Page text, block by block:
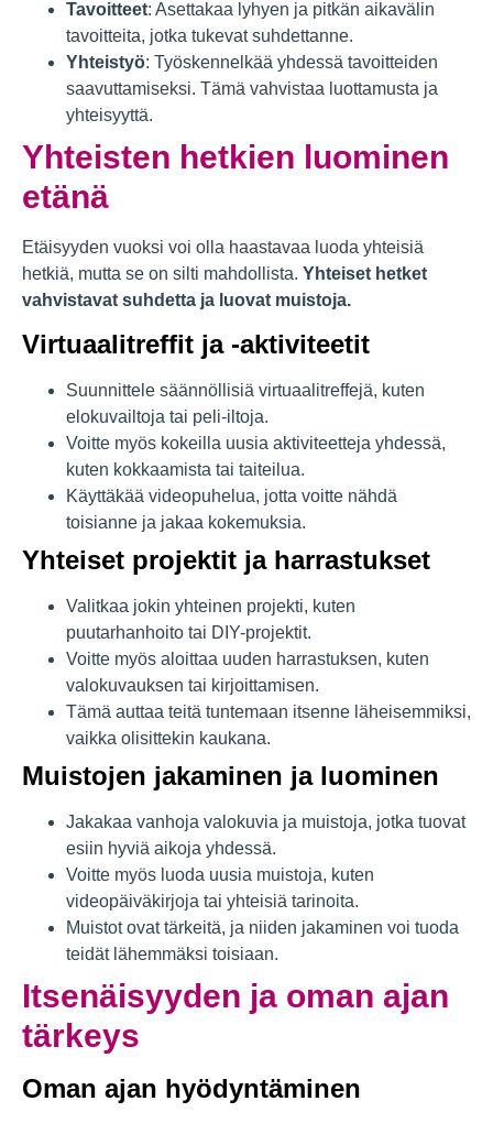
Tavoitteet: Asettakaa lyhyen ja pitkän aikavälin
tavoitteita, jotka tukevat suhdettanne.
Yhteistyö: Työskennelkää yhdessä tavoitteiden
saavuttamiseksi. Tämä vahvistaa luottamusta ja
yhteisyyttä.
Yhteisten hetkien luominen
etänä
Etäisyyden vuoksi voi olla haastavaa luoda yhteisiä
hetkiä, mutta se on silti mahdollista. Yhteiset hetket
vahvistavat suhdetta ja luovat muistoja.
Virtuaalitreffit ja -aktiviteetit
Suunnittele säännöllisiä virtuaalitreffejä, kuten
elokuvailtoja tai peli-iltoja.
Voitte myös kokeilla uusia aktiviteetteja yhdessä,
kuten kokkaamista tai taiteilua.
Käyttäkää videopuhelua, jotta voitte nähdä
toisianne ja jakaa kokemuksia.
Yhteiset projektit ja harrastukset
Valitkaa jokin yhteinen projekti, kuten
puutarhanhoito tai DIY-projektit.
Voitte myös aloittaa uuden harrastuksen, kuten
valokuvauksen tai kirjoittamisen.
Tämä auttaa teitä tuntemaan itsenne läheisemmiksi,
vaikka olisittekin kaukana.
Muistojen jakaminen ja luominen
Jakakaa vanhoja valokuvia ja muistoja, jotka tuovat
esiin hyviä aikoja yhdessä.
Voitte myös luoda uusia muistoja, kuten
videopäiväkirjoja tai yhteisiä tarinoita.
Muistot ovat tärkeitä, ja niiden jakaminen voi tuoda
teidät lähemmäksi toisiaan.
Itsenäisyyden ja oman ajan
tärkeys
Oman ajan hyödyntäminen